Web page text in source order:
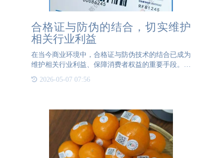
合格证与防伪的结合，切实维护
相关行业利益
在当今商业环境中，合格证与防伪技术的结合已成为
维护相关行业利益、保障消费者权益的重要手段。合
业的信誉，更是市场准入的基本门槛。而防伪技术，
2026-05-07 07:56